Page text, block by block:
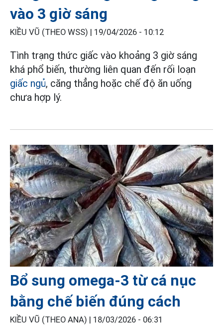
vào 3 giờ sáng
KIỀU VŨ (THEO WSS) | 19/04/2026 - 10:12
Tình trạng thức giấc vào khoảng 3 giờ sáng
khá phổ biến, thường liên quan đến rối loạn
giấc ngủ, căng thẳng hoặc chế độ ăn uống
chưa hợp lý.
Bổ sung omega-3 từ cá nục
bằng chế biến đúng cách
KIỀU VŨ (THEO ANA) | 18/03/2026 - 06:31